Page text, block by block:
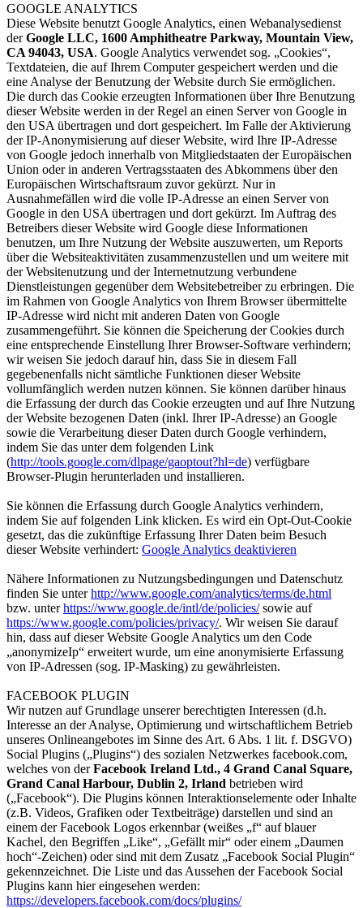
GOOGLE ANALYTICS
Diese Website benutzt Google Analytics, einen Webanalysedienst
derGoogle LLC, 1600 Amphitheatre Parkway, Mountain View,
CA 94043, USA. Google Analytics verwendet sog. „Cookies“,
Textdateien, die auf Ihrem Computer gespeichert werden und die
eine Analyse der Benutzung der Website durch Sie ermöglichen.
Die durch das Cookie erzeugten Informationen über Ihre Benutzung
dieser Website werden in der Regel an einen Server von Google in
den USA übertragen und dort gespeichert. Im Falle der Aktivierung
der IP-Anonymisierung auf dieser Website, wird Ihre IP-Adresse
von Google jedoch innerhalb von Mitgliedstaaten der Europäischen
Union oder in anderen Vertragsstaaten des Abkommens über den
Europäischen Wirtschaftsraum zuvor gekürzt. Nur in
Ausnahmefällen wird die volle IP-Adresse an einen Server von
Google in den USA übertragen und dort gekürzt. Im Auftrag des
Betreibers dieser Website wird Google diese Informationen
benutzen, um Ihre Nutzung der Website auszuwerten, um Reports
über die Websiteaktivitäten zusammenzustellen und um weitere mit
der Websitenutzung und der Internetnutzung verbundene
Dienstleistungen gegenüber dem Websitebetreiber zu erbringen. Die
im Rahmen von Google Analytics von Ihrem Browser übermittelte
IP-Adresse wird nicht mit anderen Daten von Google
zusammengeführt. Sie können die Speicherung der Cookies durch
eine entsprechende Einstellung Ihrer Browser-Software verhindern;
wir weisen Sie jedoch darauf hin, dass Sie in diesem Fall
gegebenenfalls nicht sämtliche Funktionen dieser Website
vollumfänglich werden nutzen können. Sie können darüber hinaus
die Erfassung der durch das Cookie erzeugten und auf Ihre Nutzung
der Website bezogenen Daten (inkl. Ihrer IP-Adresse) an Google
sowie die Verarbeitung dieser Daten durch Google verhindern,
indem Sie das unter dem folgenden Link
(http://tools.google.com/dlpage/gaoptout?hl=de) verfügbare
Browser-Plugin herunterladen und installieren.
Sie können die Erfassung durch Google Analytics verhindern,
indem Sie auf folgenden Link klicken. Es wird ein Opt-Out-Cookie
gesetzt, das die zukünftige Erfassung Ihrer Daten beim Besuch
dieser Website verhindert: Google Analytics deaktivieren
Nähere Informationen zu Nutzungsbedingungen und Datenschutz
finden Sie unterhttp://www.google.com/analytics/terms/de.html
bzw. unterhttps://www.google.de/intl/de/policies/sowie auf
https://www.google.com/policies/privacy/. Wir weisen Sie darauf
hin, dass auf dieser Website Google Analytics um den Code
„anonymizeIp“ erweitert wurde, um eine anonymisierte Erfassung
von IP-Adressen (sog. IP-Masking) zu gewährleisten.
FACEBOOK PLUGIN
Wir nutzen auf Grundlage unserer berechtigten Interessen (d.h.
Interesse an der Analyse, Optimierung und wirtschaftlichem Betrieb
unseres Onlineangebotes im Sinne des Art. 6 Abs. 1 lit. f. DSGVO)
Social Plugins („Plugins“) des sozialen Netzwerkes facebook.com,
welches von derFacebook Ireland Ltd., 4 Grand Canal Square,
Grand Canal Harbour, Dublin 2, Irland betrieben wird
(„Facebook“). Die Plugins können Interaktionselemente oder Inhalte
(z.B. Videos, Grafiken oder Textbeiträge) darstellen und sind an
einem der Facebook Logos erkennbar (weißes „f“ auf blauer
Kachel, den Begriffen „Like“, „Gefällt mir“ oder einem „Daumen
hoch“-Zeichen) oder sind mit dem Zusatz „Facebook Social Plugin“
gekennzeichnet. Die Liste und das Aussehen der Facebook Social
Plugins kann hier eingesehen werden:
https://developers.facebook.com/docs/plugins/